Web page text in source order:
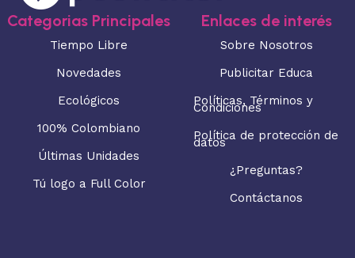
Categorias Principales
Tiempo Libre
Novedades
Ecológicos
100% Colombiano
Últimas Unidades
Tú logo a Full Color
Enlaces de interés
Sobre Nosotros
Publicitar Educa
Políticas, Términos y
Condiciones
Política de protección de
datos
¿Preguntas?
Contáctanos